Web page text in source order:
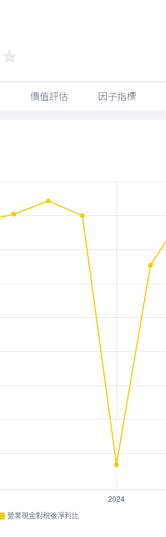
價值評估 因子指標
營業現金對稅後淨利比